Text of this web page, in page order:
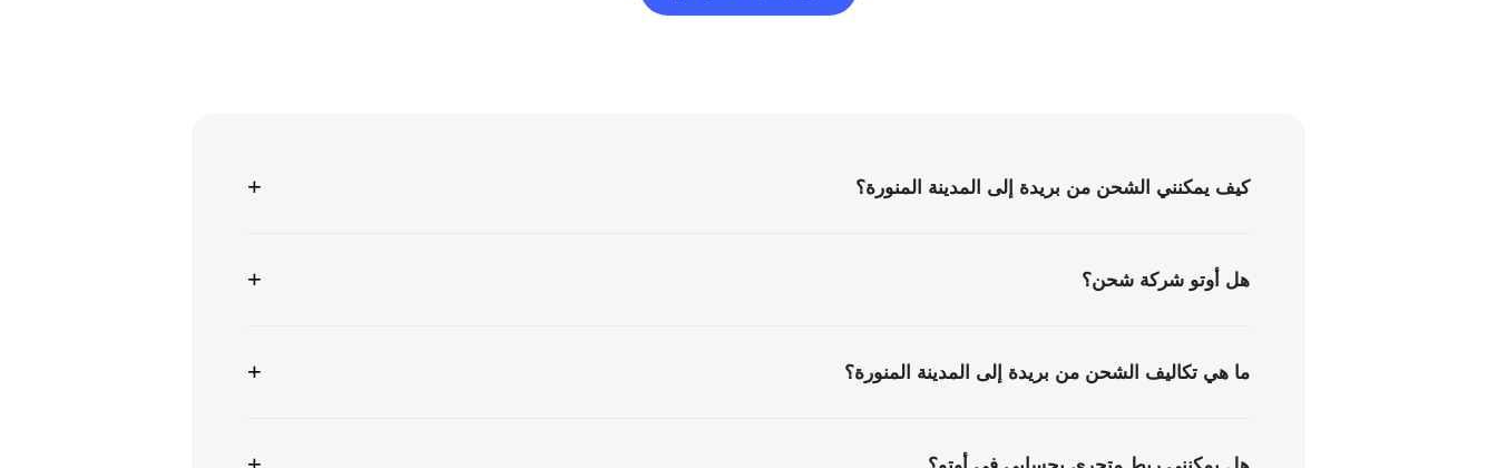
كيف يمكنني الشحن من بريدة إلى المدينة المنورة؟ +
هل أوتو شركة شحن؟ +
ما هي تكاليف الشحن من بريدة إلى المدينة المنورة؟ +